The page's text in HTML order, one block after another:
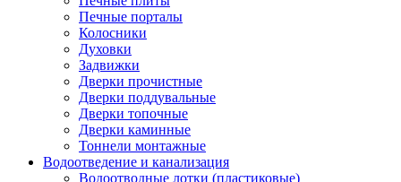
Печные порталы
Колосники
Духовки
Задвижки
Дверки прочистные
Дверки поддувальные
Дверки топочные
Дверки каминные
Тоннели монтажные
Водоотведение и канализация
Водоотводные лотки (пластиковые)